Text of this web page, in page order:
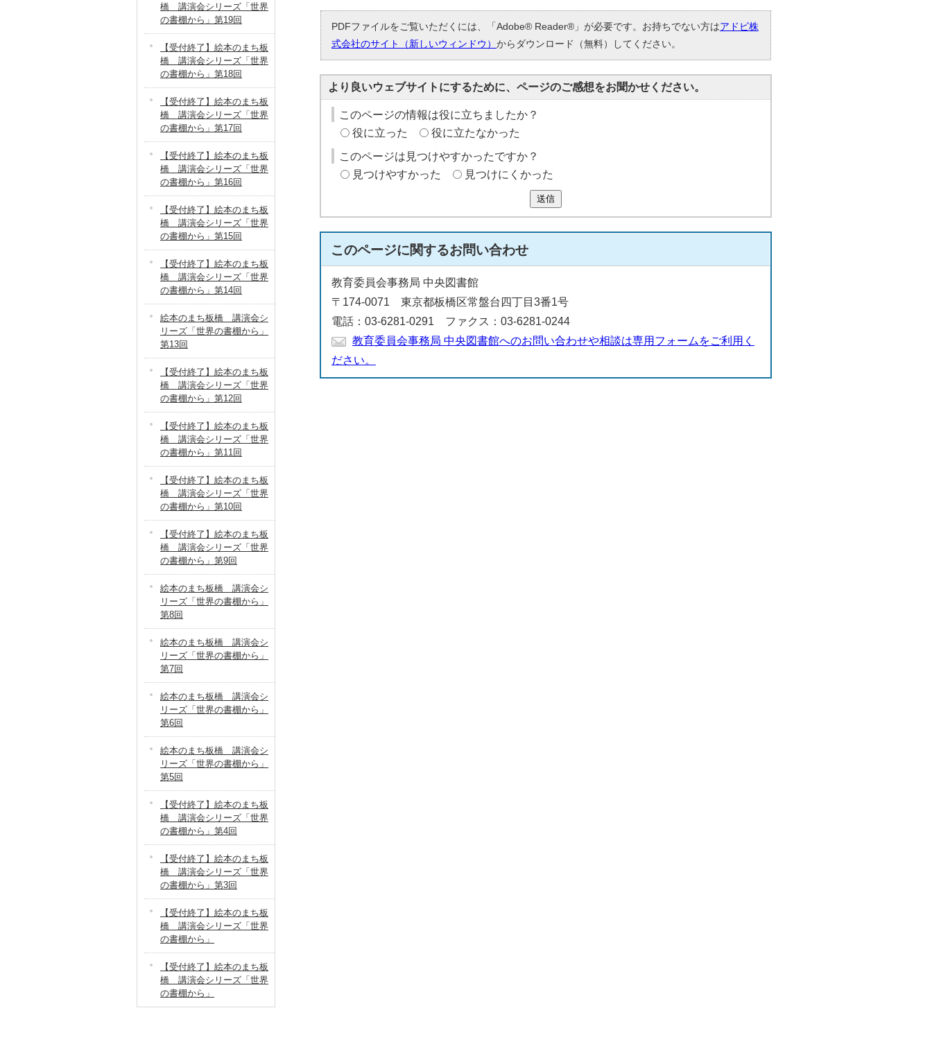
PDFファイルをご覧いただくには、「Adobe® Reader®」が必要です。お持ちでない方はアドビ株
式会社のサイト（新しいウィンドウ） からダウンロード（無料）してください。
より良いウェブサイトにするために、ページのご感想をお聞かせください。
このページの情報は役に立ちましたか？
役に立った
役に立たなかった
このページは見つけやすかったですか？
見つけやすかった
見つけにくかった
送信
このページに関するお問い合わせ
教育委員会事務局 中央図書館
〒174-0071 東京都板橋区常盤台四丁目3番1号
電話：03-6281-0291 ファクス：03-6281-0244
教育委員会事務局 中央図書館へのお問い合わせや相談は専用フォームをご利用く
ださい。
橋 講演会シリーズ「世界
の書棚から」第19回
【受付終了】絵本のまち板
橋 講演会シリーズ「世界
の書棚から」第18回
【受付終了】絵本のまち板
橋 講演会シリーズ「世界
の書棚から」第17回
【受付終了】絵本のまち板
橋 講演会シリーズ「世界
の書棚から」第16回
【受付終了】絵本のまち板
橋 講演会シリーズ「世界
の書棚から」第15回
【受付終了】絵本のまち板
橋 講演会シリーズ「世界
の書棚から」第14回
絵本のまち板橋 講演会シ
リーズ「世界の書棚から」
第13回
【受付終了】絵本のまち板
橋 講演会シリーズ「世界
の書棚から」第12回
【受付終了】絵本のまち板
橋 講演会シリーズ「世界
の書棚から」第11回
【受付終了】絵本のまち板
橋 講演会シリーズ「世界
の書棚から」第10回
【受付終了】絵本のまち板
橋 講演会シリーズ「世界
の書棚から」第9回
絵本のまち板橋 講演会シ
リーズ「世界の書棚から」
第8回
絵本のまち板橋 講演会シ
リーズ「世界の書棚から」
第7回
絵本のまち板橋 講演会シ
リーズ「世界の書棚から」
第6回
絵本のまち板橋 講演会シ
リーズ「世界の書棚から」
第5回
【受付終了】絵本のまち板
橋 講演会シリーズ「世界
の書棚から」第4回
【受付終了】絵本のまち板
橋 講演会シリーズ「世界
の書棚から」第3回
【受付終了】絵本のまち板
橋 講演会シリーズ「世界
の書棚から」
【受付終了】絵本のまち板
橋 講演会シリーズ「世界
の書棚から」